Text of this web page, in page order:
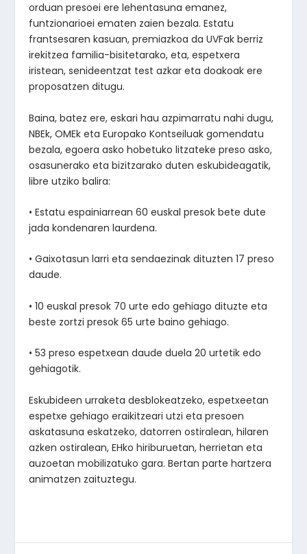
orduan presoei ere lehentasuna emanez,
funtzionarioei ematen zaien bezala. Estatu
frantsesaren kasuan, premiazkoa da UVFak berriz
irekitzea familia-bisitetarako, eta, espetxera
iristean, senideentzat test azkar eta doakoak ere
proposatzen ditugu.
Baina, batez ere, eskari hau azpimarratu nahi dugu,
NBEk, OMEk eta Europako Kontseiluak gomendatu
bezala, egoera asko hobetuko litzateke preso asko,
osasunerako eta bizitzarako duten eskubideagatik,
libre utziko balira:
• Estatu espainiarrean 60 euskal presok bete dute
jada kondenaren laurdena.
• Gaixotasun larri eta sendaezinak dituzten 17 preso
daude.
• 10 euskal presok 70 urte edo gehiago dituzte eta
beste zortzi presok 65 urte baino gehiago.
• 53 preso espetxean daude duela 20 urtetik edo
gehiagotik.
Eskubideen urraketa desblokeatzeko, espetxeetan
espetxe gehiago eraikitzeari utzi eta presoen
askatasuna eskatzeko, datorren ostiralean, hilaren
azken ostiralean, EHko hiriburuetan, herrietan eta
auzoetan mobilizatuko gara. Bertan parte hartzera
animatzen zaituztegu.